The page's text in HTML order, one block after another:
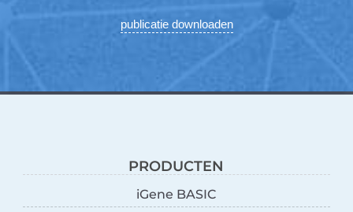
publicatie downloaden
PRODUCTEN
iGene BASIC